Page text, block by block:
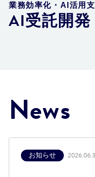
業務効率化・AI活用
AI受託開発
News
お知らせ